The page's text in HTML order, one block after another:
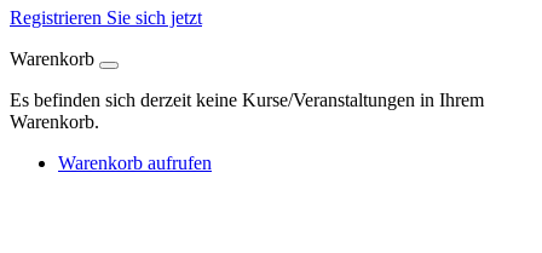
Registrieren Sie sich jetzt
Warenkorb
Es befinden sich derzeit keine Kurse/Veranstaltungen in Ihrem
Warenkorb.
Warenkorb aufrufen